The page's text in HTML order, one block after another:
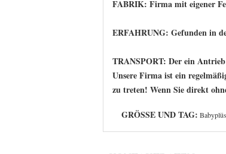
FABRIK: Firma mit eigener
ERFAHRUNG: Gefunden in
TRANSPORT: Der ein
Unsere Firma ist ein
zu treten! Wenn Sie direkt
GRÖSSE UND TAG: